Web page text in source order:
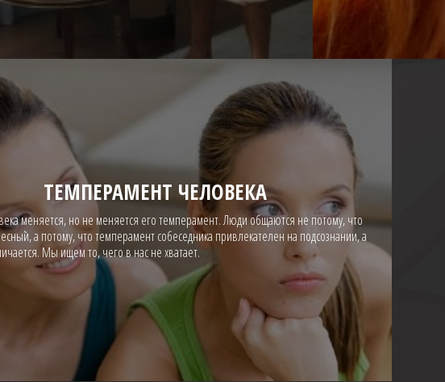
ТЕМПЕРАМЕНТ ЧЕЛОВЕКА
меняется, но не меняется его темперамент. Люди общаются не потому, что
а потому, что темперамент собеседника привлекателен на подсознании, а
Мы ищем то, чего в нас не хватает.